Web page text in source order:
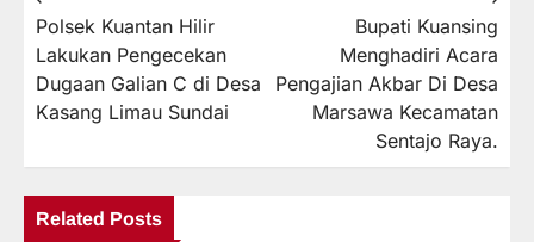
pos
Polsek Kuantan Hilir
Lakukan Pengecekan
Dugaan Galian C di Desa
Kasang Limau Sundai
Bupati Kuansing
Menghadiri Acara
Pengajian Akbar Di Desa
Marsawa Kecamatan
Sentajo Raya.
Related Posts